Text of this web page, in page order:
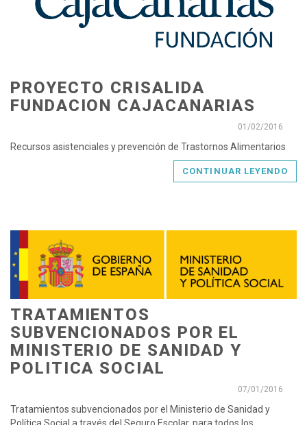
PROYECTO CRISALIDA
FUNDACION CAJACANARIAS
01/02/2016
Recursos asistenciales y prevención de Trastornos Alimentarios
CONTINUAR LEYENDO
TRATAMIENTOS
SUBVENCIONADOS POR EL
MINISTERIO DE SANIDAD Y
POLITICA SOCIAL
07/01/2016
Tratamientos subvencionados por el Ministerio de Sanidad y